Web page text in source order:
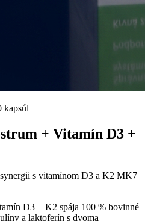
kapsúl
+ Vitamín D3 +
s vitamínom D3 a K2 MK7
D3 + K2 spája 100 % bovinné
a laktoferín s dvoma